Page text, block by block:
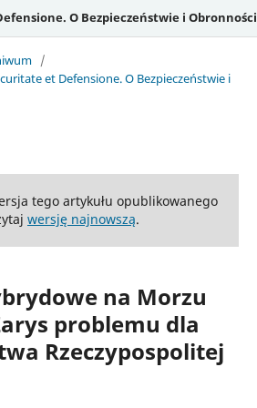
O Bezpieczeństwie i Obronności
/
et Defensione. O Bezpieczeństwie i
tego artykułu opublikowanego
wersję najnowszą.
na Morzu
problemu dla
Rzeczypospolitej